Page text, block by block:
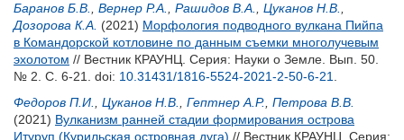
Баранов Б.В. Вернер Р.А. Рашидов В.А. Цуканов Н.В.
Дозорова К.А. (2021) Морфология подводного вулкана Пийпа
в Командорской котловине по данным съемки многолучевым
эхолотом // Вестник КРАУНЦ. Серия: Науки о Земле. Вып. 50.
№ 2. С. 6-21. doi: 10.31431/1816-5524-2021-2-50-6-21
Федоров П.И.
Цуканов Н.В. Гептнер А.Р. Петрова В.В.
(2021) Вулканизм ранней стадии формирования острова
Итуруп (Курильская островная дуга) // Вестник КРАУНЦ. Серия: